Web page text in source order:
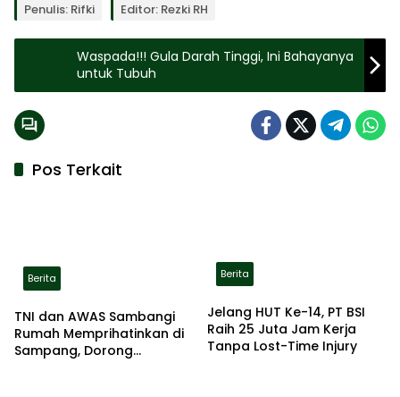
Penulis: Rifki Editor: Rezki RH
Waspada!!! Gula Darah Tinggi, Ini Bahayanya
untuk Tubuh
Pos Terkait
Berita
TNI dan AWAS Sambangi
Rumah Memprihatinkan di
Sampang, Dorong
Berita
Jelang HUT Ke-14, PT BSI
Raih 25 Juta Jam Kerja
Tanpa Lost-Time Injury